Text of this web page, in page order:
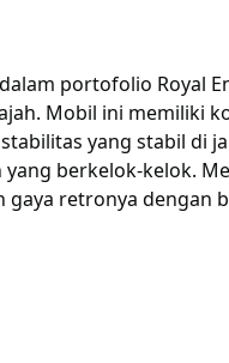
portofolio Royal
Mobil ini memiliki
yang stabil di
berkelok-kelok.
gaya retronya dengan